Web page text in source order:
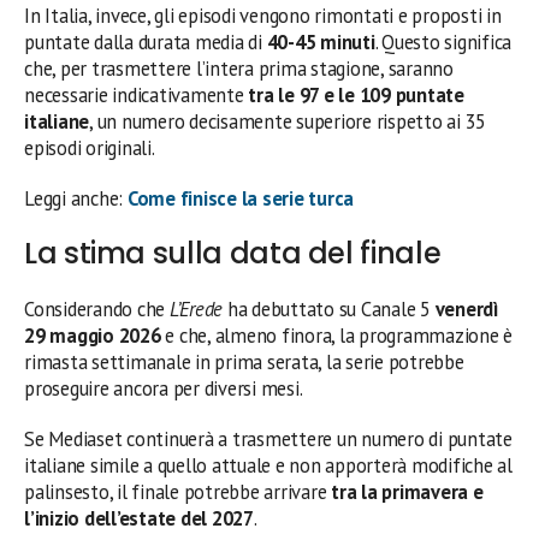
In Italia, invece, gli episodi vengono rimontati e proposti in
puntate dalla durata media di 40-45 minuti. Questo significa
che, per trasmettere l’intera prima stagione, saranno
necessarie indicativamente tra le 97 e le 109 puntate
italiane, un numero decisamente superiore rispetto ai 35
episodi originali.
Leggi anche: Come finisce la serie turca
La stima sulla data del finale
Considerando che L’Erede ha debuttato su Canale 5 venerdì
29 maggio 2026e che, almeno finora, la programmazione è
rimasta settimanale in prima serata, la serie potrebbe
proseguire ancora per diversi mesi.
Se Mediaset continuerà a trasmettere un numero di puntate
italiane simile a quello attuale e non apporterà modifiche al
palinsesto, il finale potrebbe arrivare tra la primavera e
l’inizio dell’estate del 2027.